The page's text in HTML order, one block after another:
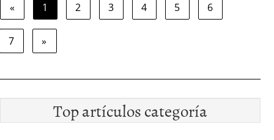
« 1 2 3 4 5 6
7 »
Top artículos categoría